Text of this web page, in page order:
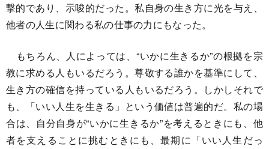
撃的であり、示唆的だった。私自身の生き方に光を与え、
他者の人生に関わる私の仕事の力にもなった。
もちろん、人によっては、“いかに生きるか”の根拠を宗
教に求める人もいるだろう。尊敬する誰かを基準にして、
生き方の確信を持っている人もいるだろう。しかしそれで
も、「いい人生を生きる」という価値は普遍的だ。私の場
合は、自分自身が“いかに生きるか”を考えるときにも、他
者を支えることに挑むときにも、最期に「いい人生だっ